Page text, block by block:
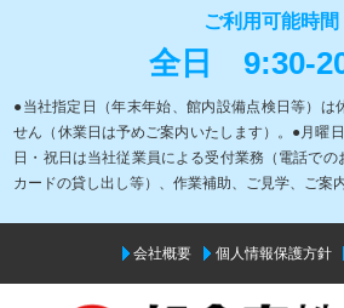
ご利用可能時間
全日 9:30-
●当社指定日（年末年始、館内設備点検日等）は
せん（休業日は予めご案内いたします）。●月曜
日・祝日は当社従業員による受付業務（電話で
カードの貸し出し等）、作業補助、ご見学、ご案
会社概要 個人情報保護方針